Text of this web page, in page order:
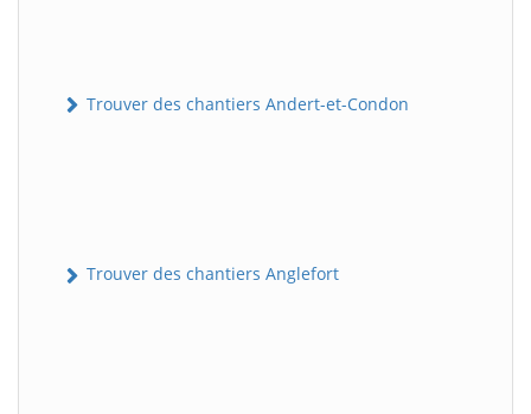
Trouver des chantiers Andert-et-Condon
Trouver des chantiers Anglefort